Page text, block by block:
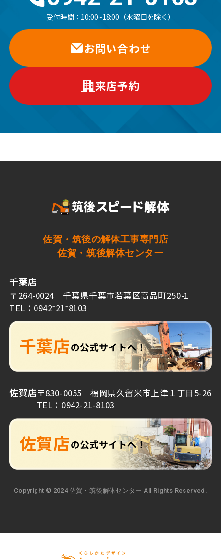
受付時間： 10:00~18:00（水曜日を除く）
お問い合わせ
来店予約
佐賀・筑後の解体工事専門店
佐賀・筑後解体センター
千葉店
〒264-0024 千葉県千葉市若葉区高品町250-1
TEL：0942⁻21⁻8103
佐賀店〒830-0055 福岡県久留米市上津１丁目5-26
TEL：0942-21-8103
Copyright © 2024 佐賀・筑後解体センター All Rights Reserved.